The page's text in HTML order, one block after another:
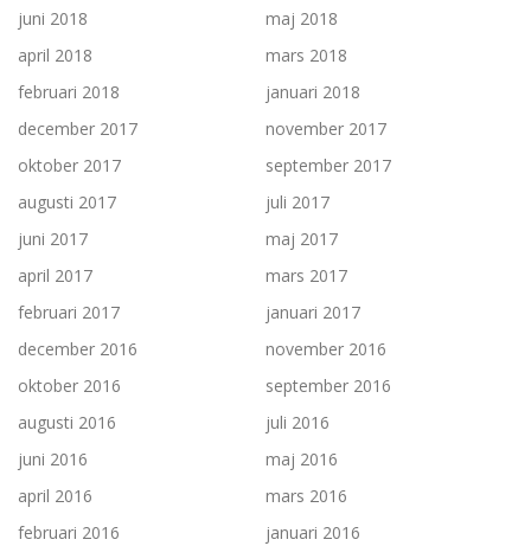
juni 2018
maj 2018
april 2018
mars 2018
februari 2018
januari 2018
december 2017
november 2017
oktober 2017
september 2017
augusti 2017
juli 2017
juni 2017
maj 2017
april 2017
mars 2017
februari 2017
januari 2017
december 2016
november 2016
oktober 2016
september 2016
augusti 2016
juli 2016
juni 2016
maj 2016
april 2016
mars 2016
februari 2016
januari 2016